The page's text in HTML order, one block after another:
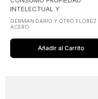
INTELECTUAL Y
COMPETENCIA TENSIONES
CON EL DERECHO
GERMAN DARIO Y OTRO FLOREZ
ACERO
Añadir al Carrito